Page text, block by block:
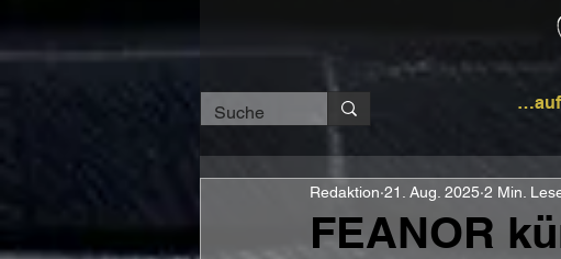
FEANOR
Redaktion 21. Aug. 2025 2 Min.